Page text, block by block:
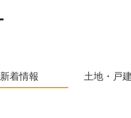
新着情報 土地・戸